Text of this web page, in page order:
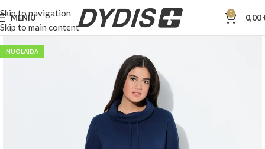
Skip to navigation
Skip to main content
MENIU 0 0,00
NUOLAIDA